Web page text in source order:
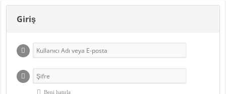
Giriş
Beni hatırla